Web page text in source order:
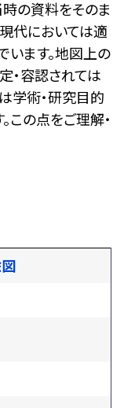
の資料をそのま
代においては適
ます。地図上の
・容認されては
学術・研究目的
この点をご理解・